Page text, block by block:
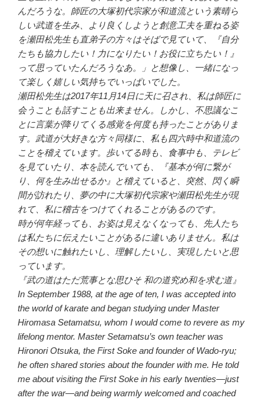
んだろうな。師匠の大塚初代宗家が和道流という素晴ら
しい武道を生み、より良くしようと創意工夫を重ねる姿
を瀬田松先生も直弟子の方々はそばで見ていて、『自分
たちも協力したい！力になりたい！お役に立ちたい！』
って思っていたんだろうなあ。」と想像し、一緒になっ
て楽しく嬉しい気持ちでいっぱいでした。
瀬田松先生は2017年11月14日に天に召され、私は師匠に
会うことも話すことも出来ません。しかし、不思議なこ
とに言葉が降りてくる感覚を何度も持ったことがありま
す。武道が大好きな方々同様に、私も四六時中和道流の
ことを稽えています。歩いてる時も、食事中も、テレビ
を見ていたり、本を読んでいても、『基本が何に繋が
り、何を生み出せるか』と稽えていると、突然、閃く瞬
間が訪れたり、夢の中に大塚初代宗家や瀬田松先生が現
れて、私に稽古をつけてくれることがあるのです。
時が何年経っても、お姿は見えなくなっても、先人たち
は私たちに伝えたいことがあるに違いありません。私は
その想いに触れたいし、理解したいし、実現したいと思
っています。
『武の道はただ荒事とな思ひそ 和の道究め和を求む道』
In September 1988, at the age of ten, I was accepted into
the world of karate and began studying under Master
Hiromasa Setamatsu, whom I would come to revere as my
lifelong mentor. Master Setamatsu’s own teacher was
Hironori Otsuka, the First Soke and founder of Wado-ryu;
he often shared stories about the founder with me. He told
me about visiting the First Soke in his early twenties—just
after the war—and being warmly welcomed and coached